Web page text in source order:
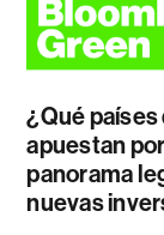
¿Qué
apuestan
panorama
nuevas